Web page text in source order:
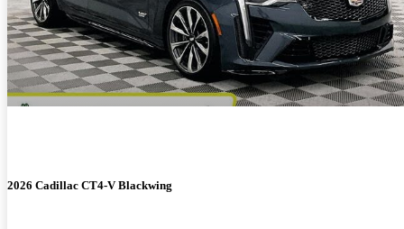
2026 Cadillac CT4-V Blackwing